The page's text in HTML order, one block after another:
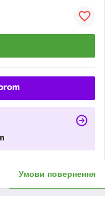
Умови повернення